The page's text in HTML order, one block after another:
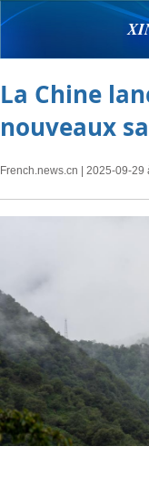
La Chine
nouveaux
French.news.cn | 2025-09-29